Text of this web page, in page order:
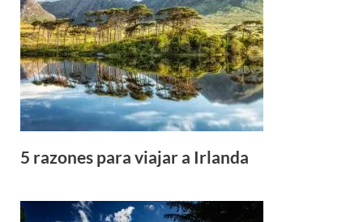
5 razones para viajar a Irlanda